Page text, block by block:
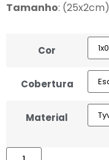
Tamanho: (25x2cm)
Cor
Cobertura
Material